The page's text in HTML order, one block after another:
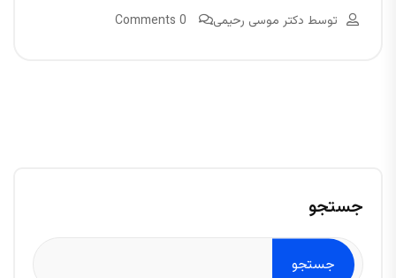
توسط دکتر موسی رحیمی 0 Comments
جستجو
جستجو